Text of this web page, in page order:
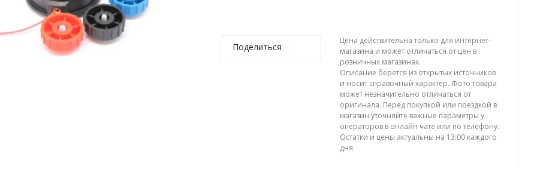
Поделиться
Цена действительна только для интернет-
магазина и может отличаться от цен в
розничных магазинах.
Описание берется из открытых источников
и носит справочный характер. Фото товара
может незначительно отличаться от
оригинала. Перед покупкой или поездкой в
магазин уточняйте важные параметры у
операторов в онлайн чате или по телефону.
Остатки и цены актуальны на 13:00 каждого
дня.